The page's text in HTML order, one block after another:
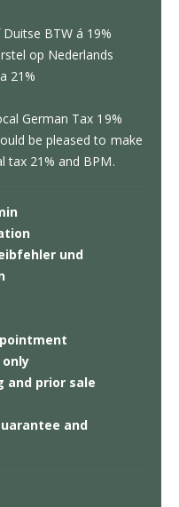
BTW á 19%
op Nederlands
21%
German Tax 19%
be pleased to make
tax 21% and BPM.
und
and prior sale
and